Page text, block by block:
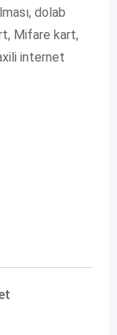
dolab
Mifare kart,
internet